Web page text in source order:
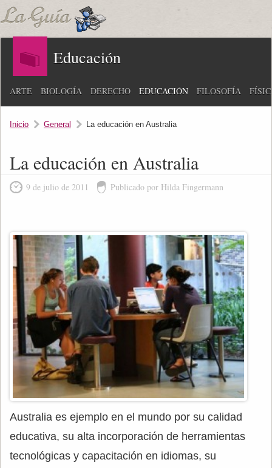
Educación
ARTE BIOLOGÍA DERECHO EDUCACIÓN FILOSOFÍA
Inicio General La educación en Australia
La educación en Australia
9 de julio de 2011 Publicado por Hilda Fingermann
Australia es ejemplo en el mundo por su calidad
educativa, su alta incorporación de herramientas
tecnológicas y capacitación en idiomas, su